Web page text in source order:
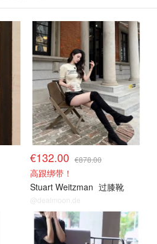
€132.00 €878.00
高跟绑带！
Stuart Weitzman 过膝靴
@dealmoon.de